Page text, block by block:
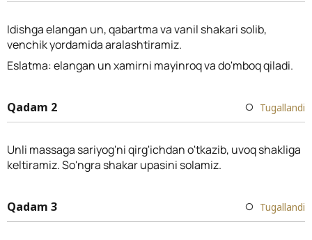
Idishga elangan un, qabartma va vanil shakari solib,
venchik yordamida aralashtiramiz.
Eslatma: elangan un xamirni mayinroq va do'mboq qiladi.
Qadam 2 Tugallandi
Unli massaga sariyog'ni qirg'ichdan o'tkazib, uvoq shakliga
keltiramiz. So'ngra shakar upasini solamiz.
Qadam 3 Tugallandi